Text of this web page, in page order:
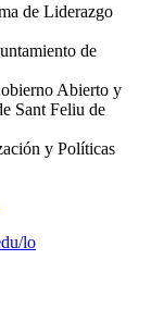
de Liderazgo
de
Abierto y
Sant Feliu de
y Políticas
lo